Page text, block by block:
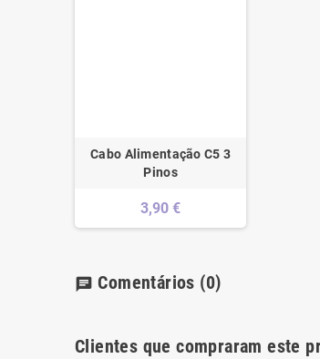
Cabo Alimentação C5 3
Pinos
3,90 €
chat Comentários (0)
Clientes que compraram este